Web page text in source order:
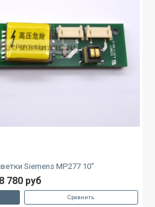
Siemens MP277 10"
8 780 руб
Сравнить